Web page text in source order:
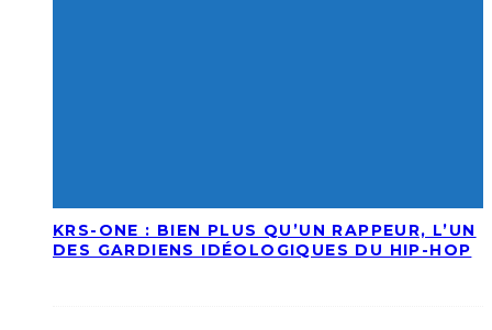
KRS-ONE : BIEN PLUS QU’UN RAPPEUR, L’UN
DES GARDIENS IDÉOLOGIQUES DU HIP-HOP